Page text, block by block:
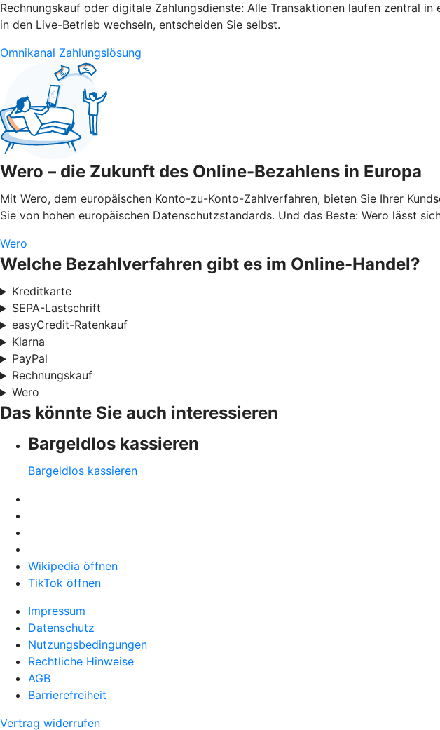
Rechnungskauf oder digitale Zahlungsdienste: Alle Transaktionen laufen zentral
in den Live-Betrieb wechseln, entscheiden Sie selbst.
Omnikanal Zahlungslösung
Wero – die Zukunft des Online-Bezahlens in Europa
Mit Wero, dem europäischen Konto-zu-Konto-Zahlverfahren, bieten Sie Ihrer
Sie von hohen europäischen Datenschutzstandards. Und das Beste: Wero lässt
Wero
Welche Bezahlverfahren gibt es im Online-Handel?
Kreditkarte
SEPA-Lastschrift
easyCredit-Ratenkauf
Klarna
PayPal
Rechnungskauf
Wero
Das könnte Sie auch interessieren
Bargeldlos kassieren
Bargeldlos kassieren
Wikipedia öffnen
TikTok öffnen
Impressum
Datenschutz
Nutzungsbedingungen
Rechtliche Hinweise
AGB
Barrierefreiheit
Vertrag widerrufen